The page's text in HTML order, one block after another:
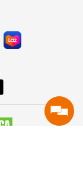
Commerce